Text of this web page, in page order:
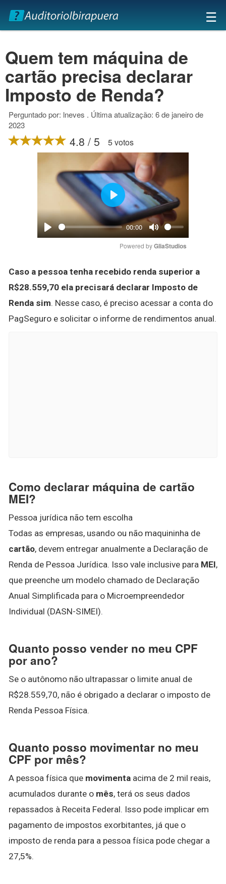
×
☰
Quem tem máquina de
cartão precisa declarar
Imposto de Renda?
Perguntado por: lneves . Última atualização: 6 de janeiro de
2023
4.8 / 5 5 votos
Play
00:00
Mute
Play
Powered by GliaStudios
Caso a pessoa tenha recebido renda superior a
R$28.559,70 ela precisará declarar Imposto de
Renda sim. Nesse caso, é preciso acessar a conta do
PagSeguro e solicitar o informe de rendimentos anual.
Como declarar máquina de cartão
MEI?
Pessoa jurídica não tem escolha
Todas as empresas, usando ou não maquininha de
cartão, devem entregar anualmente a Declaração de
Renda de Pessoa Jurídica. Isso vale inclusive para MEI,
que preenche um modelo chamado de Declaração
Anual Simplificada para o Microempreendedor
Individual (DASN-SIMEI).
Quanto posso vender no meu CPF
por ano?
Se o autônomo não ultrapassar o limite anual de
R$28.559,70, não é obrigado a declarar o imposto de
Renda Pessoa Física.
Quanto posso movimentar no meu
CPF por mês?
A pessoa física que movimenta acima de 2 mil reais,
acumulados durante o mês, terá os seus dados
repassados à Receita Federal. Isso pode implicar em
pagamento de impostos exorbitantes, já que o
imposto de renda para a pessoa física pode chegar a
27,5%.